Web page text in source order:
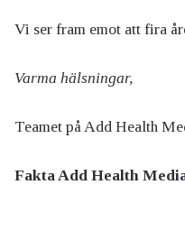
Vi ser fram emot att fira
Varma hälsningar,
Teamet på Add Health
Fakta Add Health